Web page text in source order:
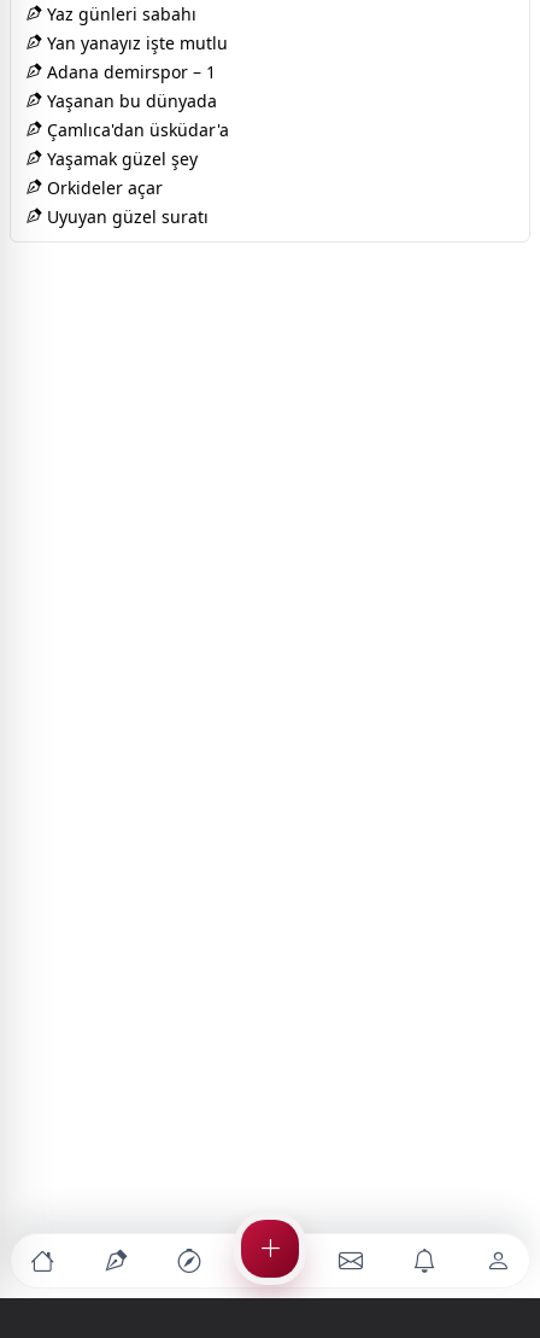
Yaz günleri sabahı
Yan yanayız işte mutlu
Adana demirspor – 1
Yaşanan bu dünyada
Çamlıca'dan üsküdar'a
Yaşamak güzel şey
Orkideler açar
Uyuyan güzel suratı